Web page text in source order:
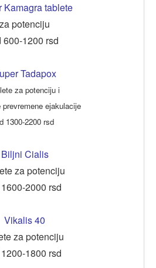
Kamagra tablete
za potenciju
600-1200 rsd
Tadapox
za potenciju i
prevremene ejakulacije
1300-2200 rsd
Biljni Cialis
za potenciju
2000 rsd
Vikalis 40
za potenciju
1800 rsd